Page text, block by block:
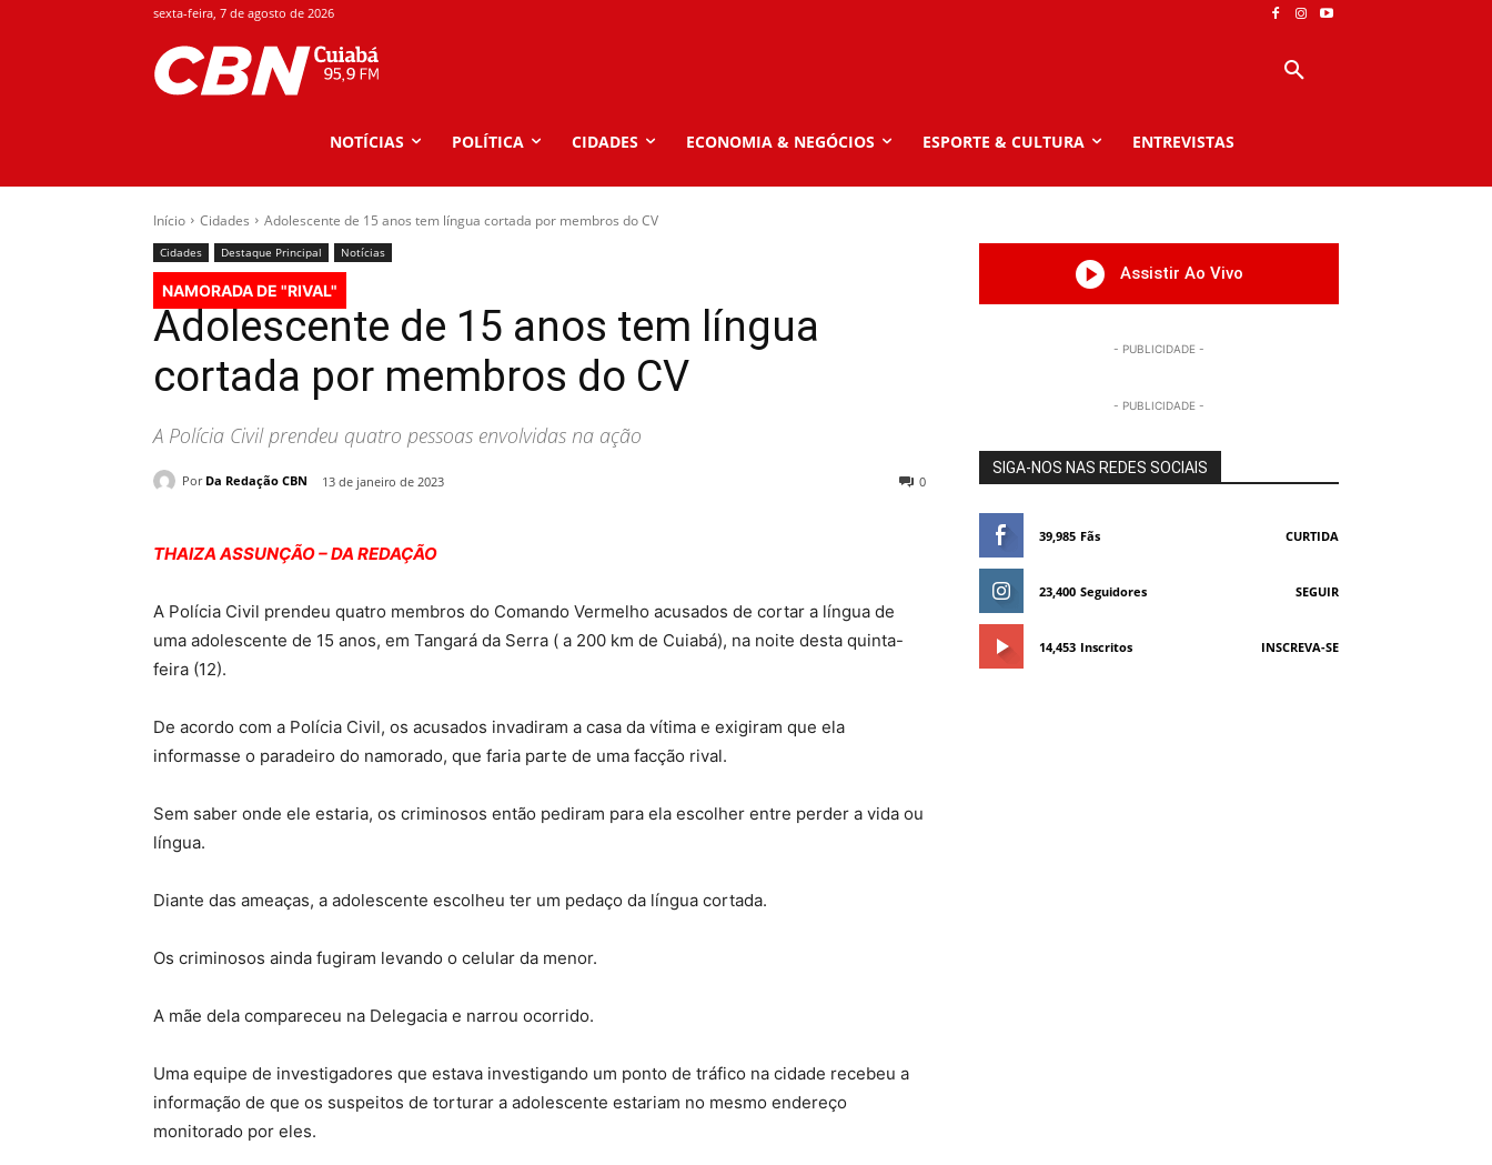
sexta-feira, 7 de agosto de 2026
NOTÍCIAS POLÍTICA CIDADES ECONOMIA & NEGÓCIOS ESPORTE & CULTURA ENTREVISTAS
Início Cidades Adolescente de 15 anos tem língua cortada por membros do CV
Cidades Destaque Principal Notícias
NAMORADA DE "RIVAL"
Adolescente de 15 anos tem língua
cortada por membros do CV
A Polícia Civil prendeu quatro pessoas envolvidas na ação
Por Da Redação CBN 13 de janeiro de 2023 0
THAIZA ASSUNÇÃO – DA REDAÇÃO
A Polícia Civil prendeu quatro membros do Comando Vermelho acusados de cortar a língua de
uma adolescente de 15 anos, em Tangará da Serra ( a 200 km de Cuiabá), na noite desta quinta-
feira (12).
De acordo com a Polícia Civil, os acusados invadiram a casa da vítima e exigiram que ela
informasse o paradeiro do namorado, que faria parte de uma facção rival.
Sem saber onde ele estaria, os criminosos então pediram para ela escolher entre perder a vida ou
língua.
Diante das ameaças, a adolescente escolheu ter um pedaço da língua cortada.
Os criminosos ainda fugiram levando o celular da menor.
A mãe dela compareceu na Delegacia e narrou ocorrido.
Uma equipe de investigadores que estava investigando um ponto de tráfico na cidade recebeu a
informação de que os suspeitos de torturar a adolescente estariam no mesmo endereço
monitorado por eles.
Assistir Ao Vivo
- PUBLICIDADE -
- PUBLICIDADE -
SIGA-NOS NAS REDES SOCIAIS
39,985 Fãs CURTIDA
23,400 Seguidores SEGUIR
14,453 Inscritos INSCREVA-SE